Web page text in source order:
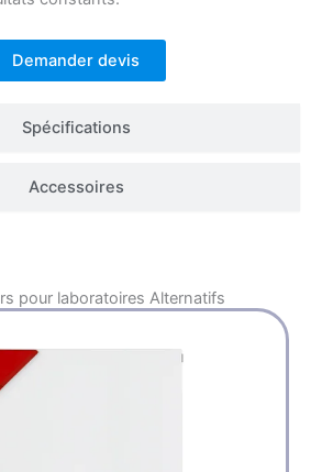
Spécifications
Accessoires
Demander devis
pour laboratoires Alternatifs